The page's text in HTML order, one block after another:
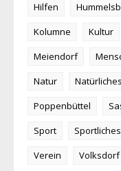
Hilfen
Kolumne
Kultur
Meiendorf
Natur
Natürliches
Poppenbüttel
Sport
Sportliches
Verein
Volksdorf